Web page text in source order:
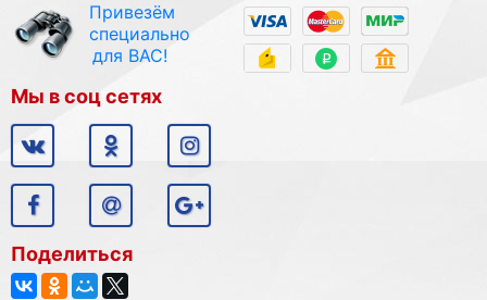
Привезём
специально
для ВАС!
Мы в соц сетях
Поделиться